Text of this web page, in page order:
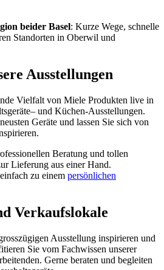
beider Basel: Kurze Wege, schnelle
Standorten in Oberwil und
Ausstellungen
Vielfalt von Miele Produkten live in
– und Küchen-Ausstellungen.
Geräte und lassen Sie sich von
Beratung und tollen
Lieferung aus einer Hand.
zu einem persönlichen
Verkaufslokale
Ausstellung inspirieren und
Sie vom Fachwissen unserer
Gerne beraten und begleiten